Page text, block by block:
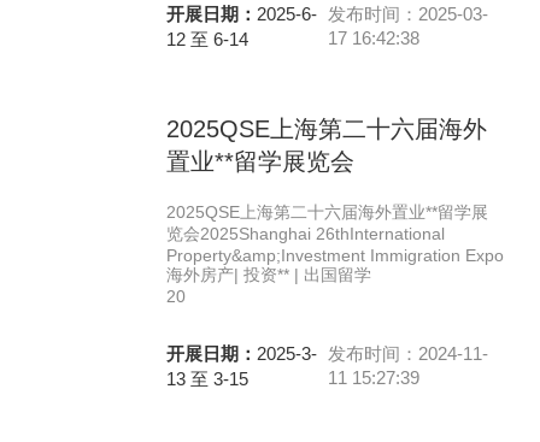
开展日期： 2025-6-
12 至 6-14
发布时间：2025-03-
17 16:42:38
2025QSE上海第二十六届海外
置业**留学展览会
2025QSE上海第二十六届海外置业**留学展
览会2025Shanghai 26thInternational
Property&amp;Investment Immigration Expo
海外房产| 投资** | 出国留学
20
开展日期： 2025-3-
13 至 3-15
发布时间：2024-11-
11 15:27:39